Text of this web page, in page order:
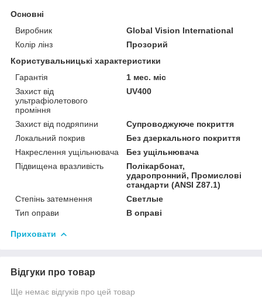
Основні
Виробник
Global Vision International
Колір лінз
Прозорий
Користувальницькі характеристики
Гарантія
1 мес. міс
Захист від
ультрафіолетового
проміння
UV400
Захист від подряпини
Супроводжуюче покриття
Локальний покрив
Без дзеркального покриття
Накреслення ущільнювача
Без ущільнювача
Підвищена вразливість
Полікарбонат,
ударопронний, Промислові
стандарти (ANSI Z87.1)
Степінь затемнення
Светлые
Тип оправи
В оправі
Приховати
Відгуки про товар
Ще немає відгуків про цей товар